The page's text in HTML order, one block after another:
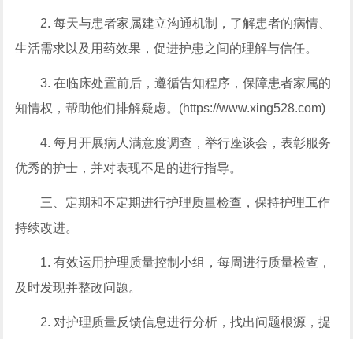
2. 每天与患者家属建立沟通机制，了解患者的病情、
生活需求以及用药效果，促进护患之间的理解与信任。
3. 在临床处置前后，遵循告知程序，保障患者家属的
知情权，帮助他们排解疑虑。(https://www.xing528.com)
4. 每月开展病人满意度调查，举行座谈会，表彰服务
优秀的护士，并对表现不足的进行指导。
三、定期和不定期进行护理质量检查，保持护理工作
持续改进。
1. 有效运用护理质量控制小组，每周进行质量检查，
及时发现并整改问题。
2. 对护理质量反馈信息进行分析，找出问题根源，提